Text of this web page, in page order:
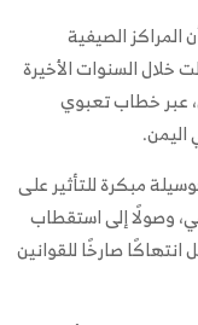
الصيفية
خلال السنوات الأخيرة
عبر خطاب تعبوي
اليمن.
مبكرة للتأثير على
وصولًا إلى استقطاب
صارخًا للقوانين